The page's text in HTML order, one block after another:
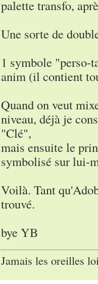
palette transfo,
Une sorte de
1 symbole "perso-
anim (il contient
Quand on veut
niveau, déjà je
"Clé",
mais ensuite le
symbolisé sur lui-
Voilà. Tant
trouvé.
bye YB
Jamais les oreilles